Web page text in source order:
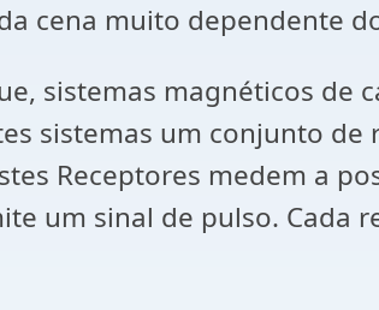
cena muito dependente
sistemas magnéticos de
sistemas um conjunto
Receptores medem a
um sinal de pulso. Cada